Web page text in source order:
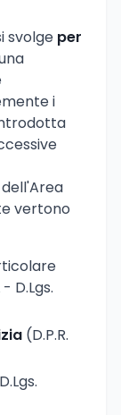
svolge per
i
vertono
D.Lgs.
(D.P.R.